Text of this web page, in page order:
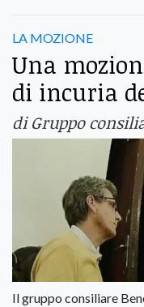
LA MOZIONE
Una
di incuria
di Gruppo
Il gruppo consiliare